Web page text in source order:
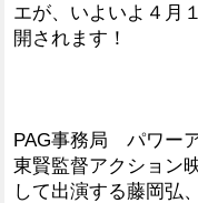
エが、いよいよ４月
開されます！
PAG事務局 パワー
東賢監督アクション
して出演する藤岡弘